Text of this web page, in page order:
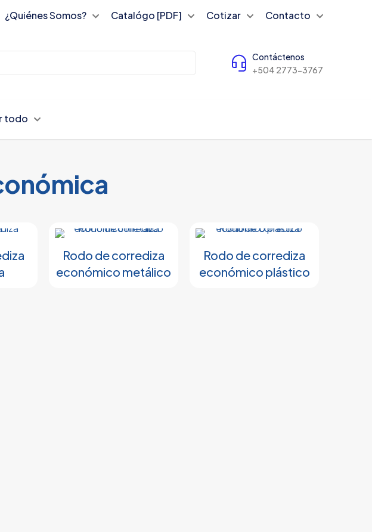
¿Quiénes Somos? Catalógo [PDF] Cotizar Contacto
Contáctenos
+504 2773-3767
todo
Rodo de corrediza
económico metálico
Rodo de corrediza
económico plástico